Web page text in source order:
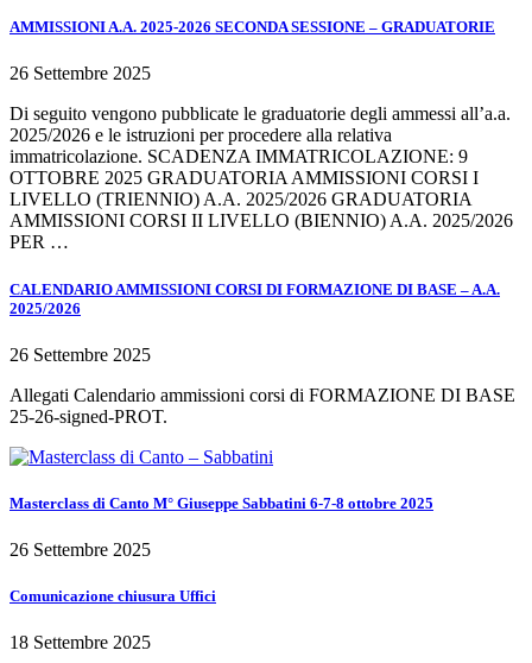
AMMISSIONI A.A. 2025-2026 SECONDA SESSIONE – GRADUATORIE
26 Settembre 2025
Di seguito vengono pubblicate le graduatorie degli ammessi all’a.a.
2025/2026 e le istruzioni per procedere alla relativa
immatricolazione. SCADENZA IMMATRICOLAZIONE: 9
OTTOBRE 2025 GRADUATORIA AMMISSIONI CORSI I
LIVELLO (TRIENNIO) A.A. 2025/2026 GRADUATORIA
AMMISSIONI CORSI II LIVELLO (BIENNIO) A.A. 2025/2026
PER …
CALENDARIO AMMISSIONI CORSI DI FORMAZIONE DI BASE – A.A.
2025/2026
26 Settembre 2025
Allegati Calendario ammissioni corsi di FORMAZIONE DI BASE
25-26-signed-PROT.
Masterclass di Canto M° Giuseppe Sabbatini 6-7-8 ottobre 2025
26 Settembre 2025
Comunicazione chiusura Uffici
18 Settembre 2025